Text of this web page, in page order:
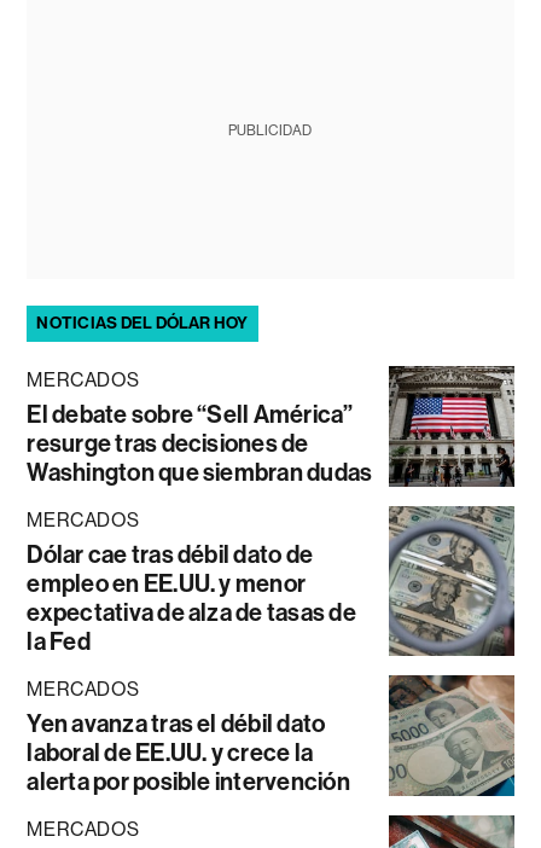
PUBLICIDAD
NOTICIAS DEL DÓLAR HOY
MERCADOS
El debate sobre “Sell América”
resurge tras decisiones de
Washington que siembran dudas
MERCADOS
Dólar cae tras débil dato de
empleo en EE.UU. y menor
expectativa de alza de tasas de
la Fed
MERCADOS
Yen avanza tras el débil dato
laboral de EE.UU. y crece la
alerta por posible intervención
MERCADOS